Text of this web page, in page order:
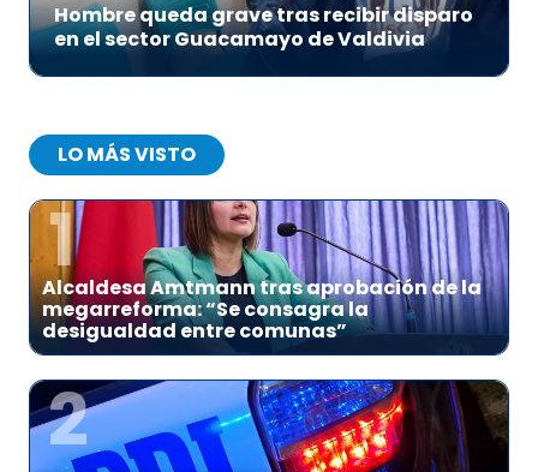
Hombre queda grave tras recibir disparo
en el sector Guacamayo de Valdivia
LO MÁS VISTO
1
Alcaldesa Amtmann tras aprobación de la
megarreforma: “Se consagra la
desigualdad entre comunas”
2